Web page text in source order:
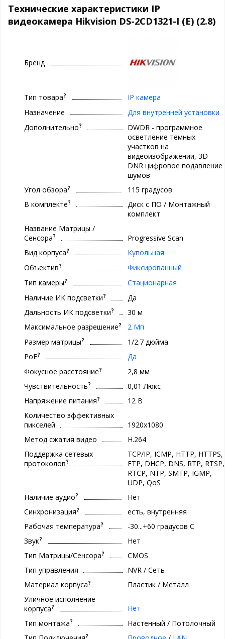
Технические характеристики IP
видеокамера Hikvision DS-2CD1321-I (E) (2.8)
Бренд
Тип товара?
IP камера
Назначение
Для внутренней установки
Дополнительно?
DWDR - программное
осветление темных
участков на
видеоизображении, 3D-
DNR цифровое подавление
шумов
Угол обзора?
115 градусов
В комплекте?
Диск с ПО / Монтажный
комплект
Название Матрицы /
Сенсора?
Progressive Scan
Вид корпуса?
Купольная
Объектив?
Фиксированный
Тип камеры?
Стационарная
Наличие ИК подсветки?
Да
Дальность ИК подсветки?
30 м
Максимальное разрешение?
2 Мп
Размер матрицы?
1/2.7 дюйма
PoE?
Да
Фокусное расстояние?
2,8 мм
Чувствительность?
0,01 Люкс
Напряжение питания?
12 В
Количество эффективных
пикселей
1920x1080
Метод сжатия видео
H.264
Поддержка сетевых
протоколов?
TCP/IP, ICMP, HTTP, HTTPS,
FTP, DHCP, DNS, RTP, RTSP,
RTCP, NTP, SMTP, IGMP,
UDP, QoS
Наличие аудио?
Нет
Синхронизация?
есть, внутренняя
Рабочая температура?
-30...+60 градусов С
Звук?
Нет
Тип Матрицы/Сенсора?
CMOS
Тип управления
NVR / Сеть
Материал корпуса?
Пластик / Металл
Уличное исполнение
корпуса?
Нет
Тип монтажа?
Настенный / Потолочный
?